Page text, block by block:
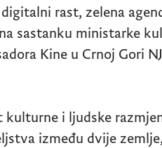
rast, zelena
sastanku ministarke
Kine u Crnoj Gori
i ljudske
između dvije